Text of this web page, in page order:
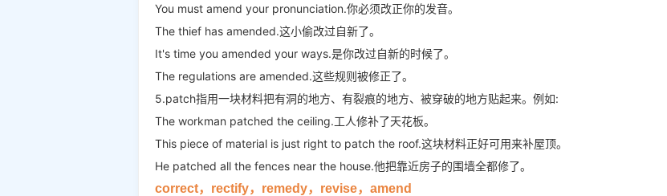
You must amend your pronunciation.你必须改正你的发音。
The thief has amended.这小偷改过自新了。
It's time you amended your ways.是你改过自新的时候了。
The regulations are amended.这些规则被修正了。
5.patch指用一块材料把有洞的地方、有裂痕的地方、被穿破的地方贴起来。例如:
The workman patched the ceiling.工人修补了天花板。
This piece of material is just right to patch the roof.这块材料正好可用来补屋顶。
He patched all the fences near the house.他把靠近房子的围墙全都修了。
correct，rectify，remedy，revise，amend